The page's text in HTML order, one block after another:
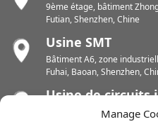
9ème étage, bâtiment
Futian, Shenzhen, Chine
Usine SMT
Bâtiment A6, zone
Fuhai, Baoan, Shenzhen,
Usine de circuits
Zone industrielle de
Manage